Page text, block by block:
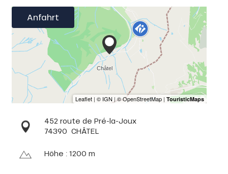
Anfahrt
452 route de Pré-la-Joux
74390 CHÂTEL
Höhe : 1200 m